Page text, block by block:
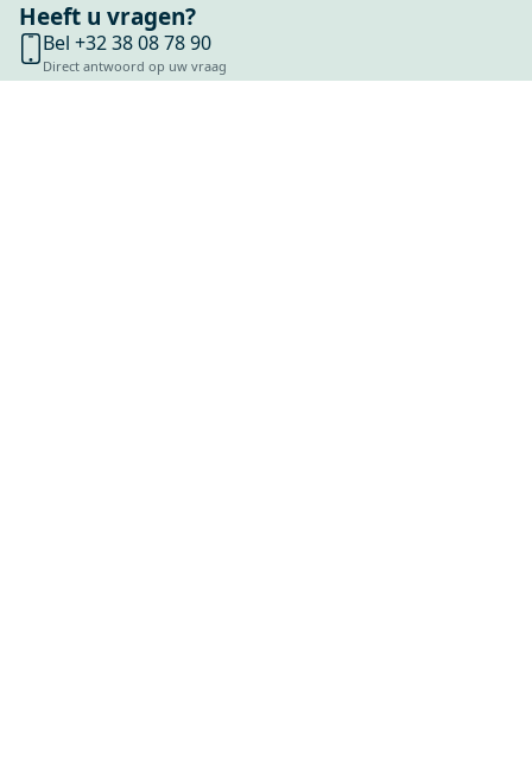
Heeft u vragen?
Bel +32 38 08 78 90
Direct antwoord op uw vraag